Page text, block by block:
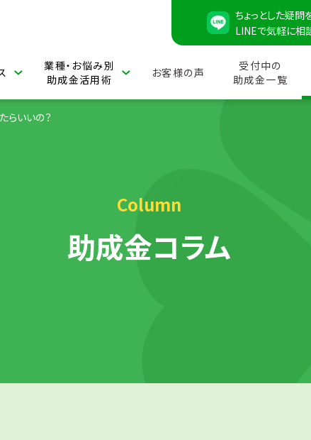
ちょっとした疑問
LINEで気軽に相
業種・お悩み別
助成金活用術
お客様の声
受付中の
助成金一覧
らいいの？
Column
助成金コラム